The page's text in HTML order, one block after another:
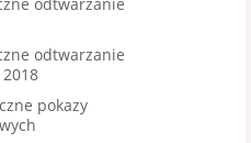
odtwarzanie
pokazy